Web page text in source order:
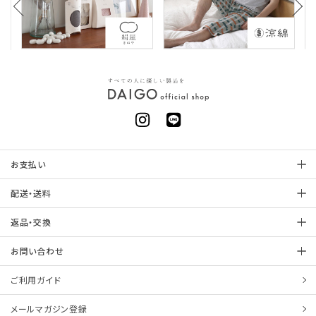
お支払い
配送・送料
返品・交換
お問い合わせ
ご利用ガイド
メールマガジン登録